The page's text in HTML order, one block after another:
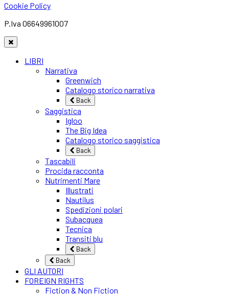
Cookie Policy
P.Iva 06649961007
LIBRI
Narrativa
Greenwich
Catalogo storico narrativa
Back
Saggistica
Igloo
The Big Idea
Catalogo storico saggistica
Back
Tascabili
Procida racconta
Nutrimenti Mare
Illustrati
Nautilus
Spedizioni polari
Subacquea
Tecnica
Transiti blu
Back
Back
GLI AUTORI
FOREIGN RIGHTS
Fiction & Non Fiction